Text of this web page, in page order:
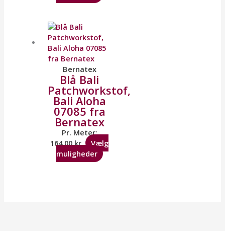
Bernatex
Blå Bali
Patchworkstof,
Bali Aloha
07085 fra
Bernatex
Pr. Meter:
164,00kr.
Vælg
muligheder